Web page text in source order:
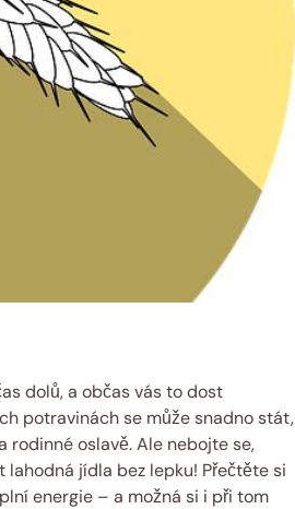
dolů, a občas vás to dost
potravinách se může snadno stát,
rodinné oslavě. Ale nebojte se,
lahodná jídla bez lepku! Přečtěte si
energie – a možná si i při tom